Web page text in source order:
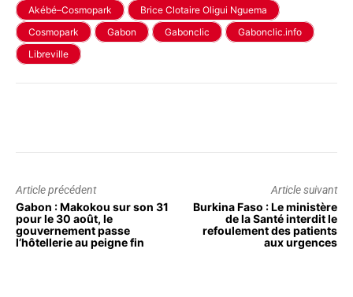
Akébé–Cosmopark
Brice Clotaire Oligui Nguema
Cosmopark
Gabon Gabonclic
Gabonclic.info
Libreville
Article précédent
Gabon : Makokou sur son 31
pour le 30 août, le
gouvernement passe
l’hôtellerie au peigne fin
Article suivant
Burkina Faso : Le ministère
de la Santé interdit le
refoulement des patients
aux urgences